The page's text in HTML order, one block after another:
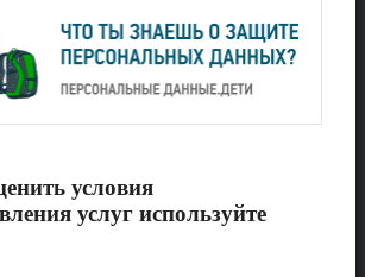
условия
услуг используйте